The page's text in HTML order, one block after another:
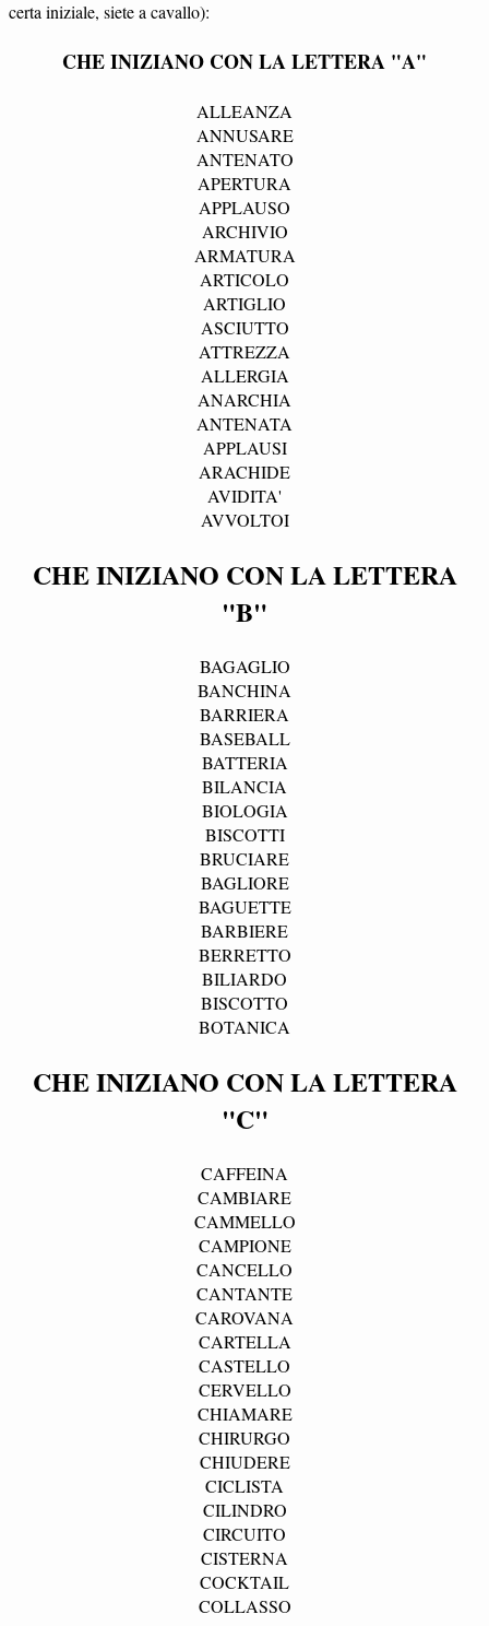
certa iniziale, siete a cavallo):
CHE INIZIANO CON LA LETTERA "A"
ALLEANZA
ANNUSARE
ANTENATO
APERTURA
APPLAUSO
ARCHIVIO
ARMATURA
ARTICOLO
ARTIGLIO
ASCIUTTO
ATTREZZA
ALLERGIA
ANARCHIA
ANTENATA
APPLAUSI
ARACHIDE
AVIDITA'
AVVOLTOI
CHE INIZIANO CON LA LETTERA
"B"
BAGAGLIO
BANCHINA
BARRIERA
BASEBALL
BATTERIA
BILANCIA
BIOLOGIA
BISCOTTI
BRUCIARE
BAGLIORE
BAGUETTE
BARBIERE
BERRETTO
BILIARDO
BISCOTTO
BOTANICA
CHE INIZIANO CON LA LETTERA
"C"
CAFFEINA
CAMBIARE
CAMMELLO
CAMPIONE
CANCELLO
CANTANTE
CAROVANA
CARTELLA
CASTELLO
CERVELLO
CHIAMARE
CHIRURGO
CHIUDERE
CICLISTA
CILINDRO
CIRCUITO
CISTERNA
COCKTAIL
COLLASSO